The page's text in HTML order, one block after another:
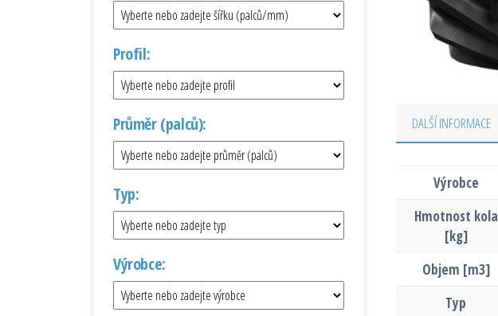
DALŠÍ INFORMACE
Výrobce
Hmotnost kola
[kg]
Objem [m3]
Typ
Profil:
Průměr (palců):
Typ:
Výrobce: